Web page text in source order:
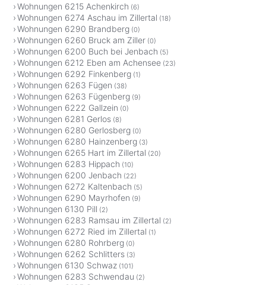
Wohnungen 6215 Achenkirch (6)
Wohnungen 6274 Aschau im Zillertal (18)
Wohnungen 6290 Brandberg (0)
Wohnungen 6260 Bruck am Ziller (0)
Wohnungen 6200 Buch bei Jenbach (5)
Wohnungen 6212 Eben am Achensee (23)
Wohnungen 6292 Finkenberg (1)
Wohnungen 6263 Fügen (38)
Wohnungen 6263 Fügenberg (9)
Wohnungen 6222 Gallzein (0)
Wohnungen 6281 Gerlos (8)
Wohnungen 6280 Gerlosberg (0)
Wohnungen 6280 Hainzenberg (3)
Wohnungen 6265 Hart im Zillertal (20)
Wohnungen 6283 Hippach (10)
Wohnungen 6200 Jenbach (22)
Wohnungen 6272 Kaltenbach (5)
Wohnungen 6290 Mayrhofen (9)
Wohnungen 6130 Pill (2)
Wohnungen 6283 Ramsau im Zillertal (2)
Wohnungen 6272 Ried im Zillertal (1)
Wohnungen 6280 Rohrberg (0)
Wohnungen 6262 Schlitters (3)
Wohnungen 6130 Schwaz (101)
Wohnungen 6283 Schwendau (2)